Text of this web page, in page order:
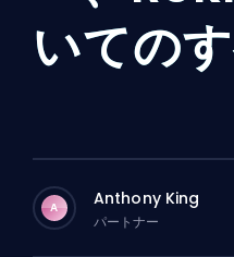
いての
A Anthony King
パートナー